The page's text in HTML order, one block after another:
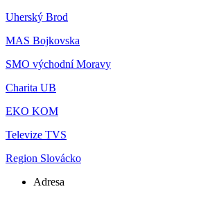
Uherský Brod
MAS Bojkovska
SMO východní Moravy
Charita UB
EKO KOM
Televize TVS
Region Slovácko
Adresa